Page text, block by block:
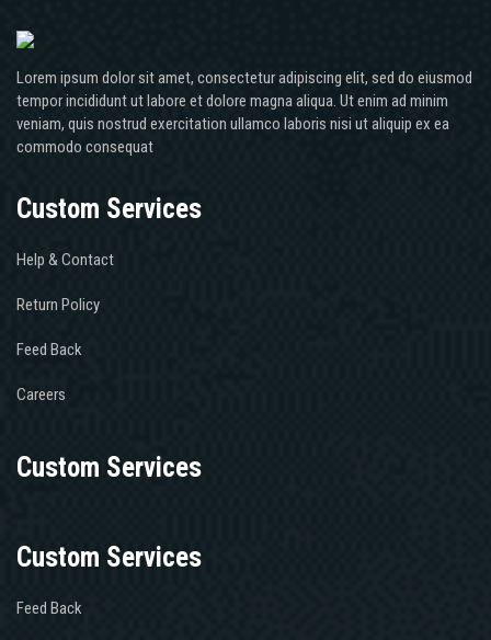
Lorem ipsum dolor sit amet, consectetur adipiscing elit, sed do eiusmod
tempor incididunt ut labore et dolore magna aliqua. Ut enim ad minim
veniam, quis nostrud exercitation ullamco laboris nisi ut aliquip ex ea
commodo consequat
Custom Services
Help & Contact
Return Policy
Feed Back
Careers
Custom Services
Custom Services
Feed Back